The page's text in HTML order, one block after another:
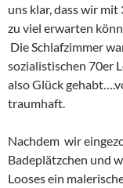
uns klar, dass wir
zu viel erwarten
Die Schlafzimmer
sozialistischen 70er
also Glück
traumhaft.
Nachdem wir
Badeplätzchen und
Looses ein